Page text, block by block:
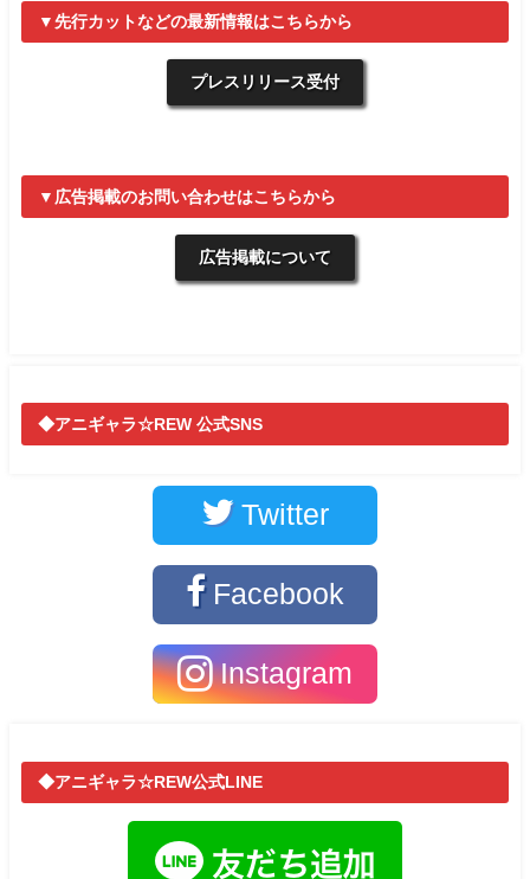
▼先行カットなどの最新情報はこちらから
プレスリリース受付
▼広告掲載のお問い合わせはこちらから
広告掲載について
◆アニギャラ☆REW 公式SNS
Twitter
Facebook
Instagram
◆アニギャラ☆REW公式LINE